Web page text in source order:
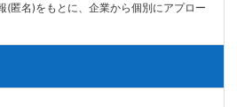
(匿名)をもとに、企業から個別にアプロー